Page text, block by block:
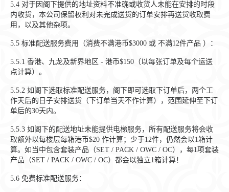
5.4 对于因阁下提供的地址资料不准确或收货人未能在安排的时段
内收货，本公司保留权利对未完成送货的订单安排再送货收取费
用，以及其他杂项。
5.5 标准配送服务费用（消费不满港币$3000 或 不满12件产品 ）：
5.5.1 香港、九龙及新界地区 - 港币$150（以每张订单及每个运送
点计算）。
5.5.2 如阁下选取标准配送服务，阁下即可选取下订单后，两个工
作天后的日子安排送货（下订单当天不作计算），范围延伸至下订
单后的30天内。
5.5.3 如阁下的配送地址未能提供电梯服务，所有配送服务将会收
取额外以每楼层每箱港币$20 作计算；少于12件，仍然会以1箱计
算。如当中包含套装产品（SET / PACK / OWC / OC），每1项套装
产品（SET / PACK / OWC / OC）都会以独立1箱计算！
5.6 免费标准配送服务：